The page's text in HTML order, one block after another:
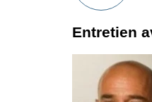
Entretien